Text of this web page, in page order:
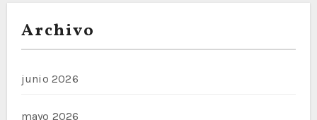
Archivo
junio 2026
mayo 2026